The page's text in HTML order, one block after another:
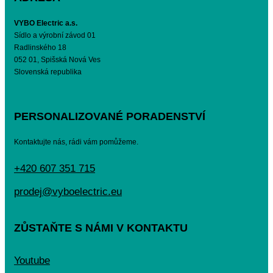
VYBO Electric a.s.
Sídlo a výrobní závod 01
Radlinského 18
052 01, Spišská Nová Ves
Slovenská republika
PERSONALIZOVANÉ PORADENSTVÍ
Kontaktujte nás, rádi vám pomůžeme.
+420 607 351 715
prodej@vyboelectric.eu
ZŮSTAŇTE S NÁMI V KONTAKTU
Youtube